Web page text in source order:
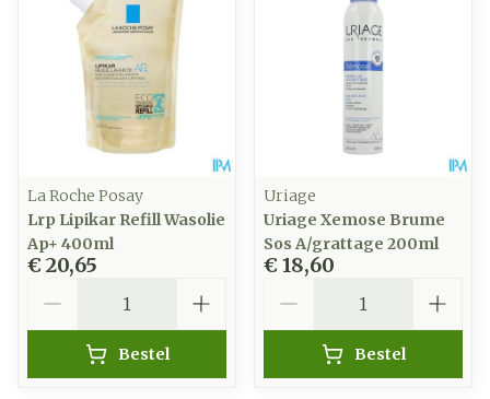
La Roche Posay
Lrp Lipikar Refill Wasolie
Ap+ 400ml
€ 20,65
Bestel
Uriage
Uriage Xemose Brume
Sos A/grattage 200ml
€ 18,60
Bestel